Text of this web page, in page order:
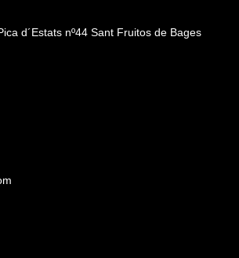
d´Estats nº44 Sant Fruitos de Bages